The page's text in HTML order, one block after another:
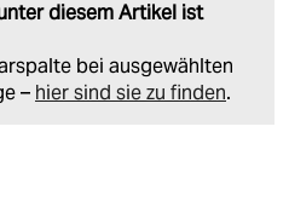
diesem Artikel ist
bei ausgewählten
– hier sind sie zu finden.